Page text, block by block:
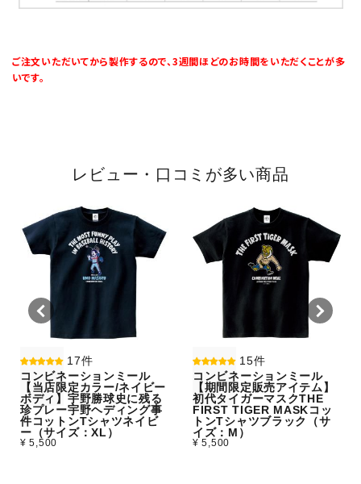
ご注文いただいてから製作するので、3週間ほどのお時間をいただくことが多
いです。
レビュー・口コミが多い商品
17件
コンビネーションミール
【当店限定カラー/ネイビー
ボディ】宇野勝球史に残る
珍プレー宇野ヘディング事
件コットンTシャツネイビ
ー（サイズ：XL）
¥ 5,500
15件
コンビネーションミール
【期間限定販売アイテム】
初代タイガーマスクTHE
FIRST TIGER MASKコッ
トンTシャツブラック（サ
イズ：M）
¥ 5,500